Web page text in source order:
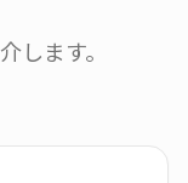
します。